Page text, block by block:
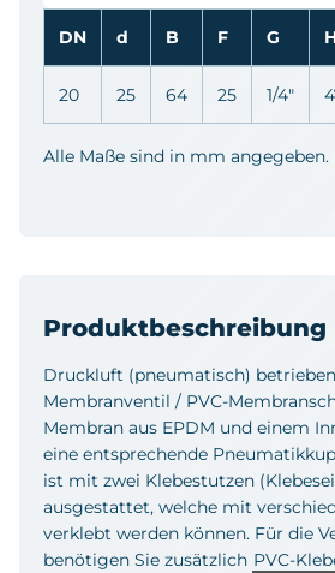
Produktbeschreibung
Druckluft (pneumatisch)
Membranventil / PVC-
Membran aus EPDM und einem
eine entsprechende
ist mit zwei Klebestutzen
ausgestattet, welche mit
verklebt werden können. Für die
benötigen Sie zusätzlich PVC-
DN d B F G
20 25 64 25 1/4"
Alle Maße sind in mm angegeben.